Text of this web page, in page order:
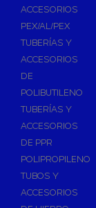
ACCESORIOS
PEX/AL/PEX
TUBERÍAS Y
ACCESORIOS
DE
POLIBUTILENO
TUBERÍAS Y
ACCESORIOS
DE PPR
POLIPROPILENO
TUBOS Y
ACCESORIOS